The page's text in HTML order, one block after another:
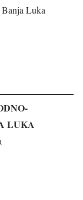
Luka
LUKA